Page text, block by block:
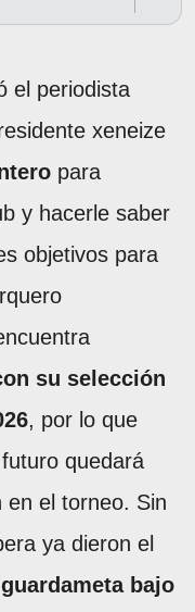
el periodista
xeneize
para
y hacerle saber
objetivos para
su selección
, por lo que
quedará
en el torneo. Sin
ya dieron el
bajo